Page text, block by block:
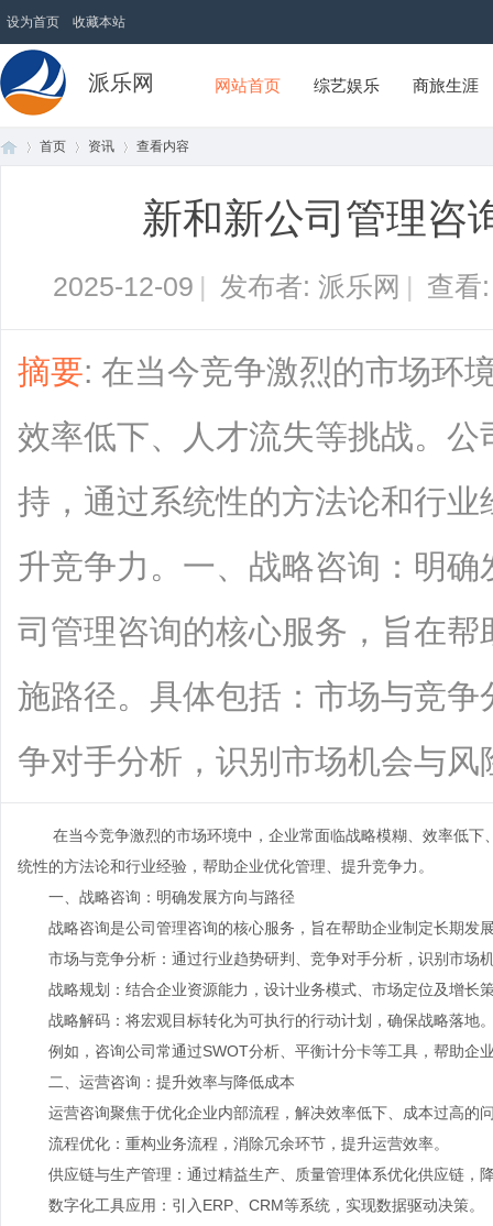
设为首页 收藏本站
派乐网 网站首页 综艺娱乐 商旅生涯
首页 资讯 查看内容
新和新公司管理咨
2025-12-09 | 发布者: 派乐网 | 查
摘要: 在当今竞争激烈的市场环
效率低下、人才流失等挑战。
持，通过系统性的方法论和行
升竞争力。一、战略咨询：明
司管理咨询的核心服务，旨在
施路径。具体包括：市场与竞
争对手分析，识别市场机会与风
在当今竞争激烈的市场环境中，企业常面临战略模糊、效率低
统性的方法论和行业经验，帮助企业优化管理、提升竞争力。
一、战略咨询：明确发展方向与路径
战略咨询是公司管理咨询的核心服务，旨在帮助企业制定长期发
市场与竞争分析：通过行业趋势研判、竞争对手分析，识别市场
战略规划：结合企业资源能力，设计业务模式、市场定位及增长
战略解码：将宏观目标转化为可执行的行动计划，确保战略落地
例如，咨询公司常通过SWOT分析、平衡计分卡等工具，帮助企
二、运营咨询：提升效率与降低成本
运营咨询聚焦于优化企业内部流程，解决效率低下、成本过高的
流程优化：重构业务流程，消除冗余环节，提升运营效率。
供应链与生产管理：通过精益生产、质量管理体系优化供应链，
数字化工具应用：引入 ERP CRM等系统，实现数据驱动决策。